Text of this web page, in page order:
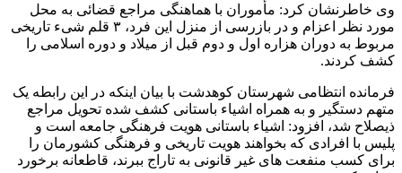
وی خاطرنشان کرد: مأموران با هماهنگی مراجع قضائی به محل
مورد نظر اعزام و در بازرسی از منزل این فرد، ۳ قلم شیء تاریخی
مربوط به دوران هزاره اول و دوم قبل از میلاد و دوره اسلامی را
کشف کردند.
فرمانده انتظامی شهرستان کوهدشت با بیان اینکه در این رابطه یک
متهم دستگیر و به همراه اشیاء باستانی کشف شده تحویل مراجع
ذیصلاح شد، افزود: اشیاء باستانی هویت فرهنگی جامعه است و
پلیس با افرادی که بخواهند هویت تاریخی و فرهنگی کشورمان را
برای کسب منفعت های غیر قانونی به تاراج ببرند، قاطعانه برخورد